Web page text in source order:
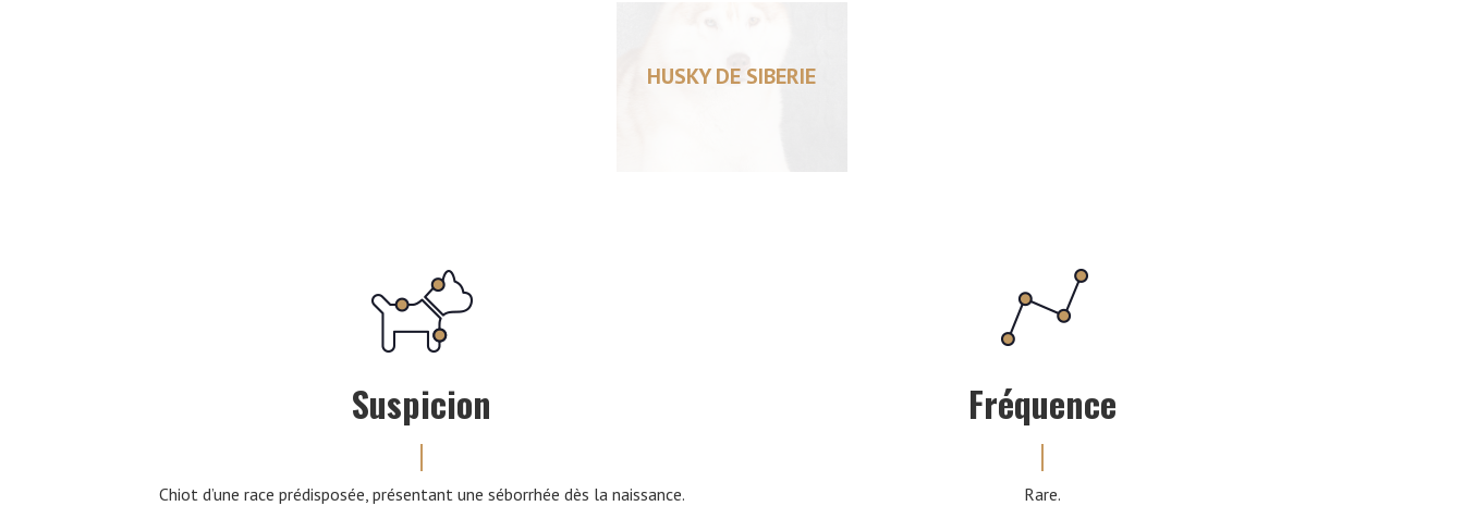
HUSKY DE SIBERIE
Suspicion
Chiot d’une race prédisposée, présentant une séborrhée dès la naissance.
Fréquence
Rare.